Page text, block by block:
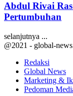
Abdul Rivai
Pertumbuhan
selanjutnya ...
@2021 - global-
Redaksi
Global News
Marketing &
Pedoman